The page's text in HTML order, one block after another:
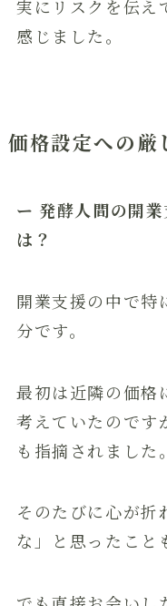
実にリスクを伝え
感じました。
価格設定への厳
ー 発酵人間の開
は？
開業支援の中で特
分です。
最初は近隣の価格
考えていたのです
も指摘されました。
そのたびに心が折
な」と思ったこと